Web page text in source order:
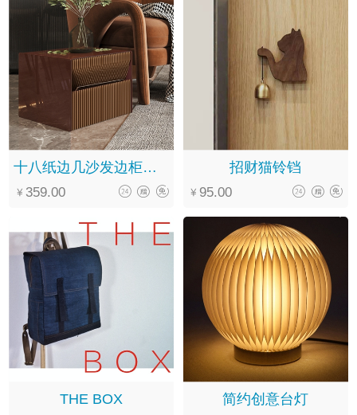
十八纸边几沙发边柜小茶几
359.00
招财猫铃铛
95.00
THE BOX 简约创意台灯